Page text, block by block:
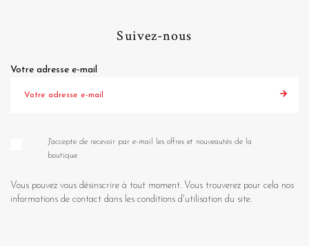
Suivez-nous
Votre adresse e-mail
J'accepte de recevoir par e-mail les offres et nouveautés de la
boutique
Vous pouvez vous désinscrire à tout moment. Vous trouverez pour cela nos
informations de contact dans les conditions d'utilisation du site.